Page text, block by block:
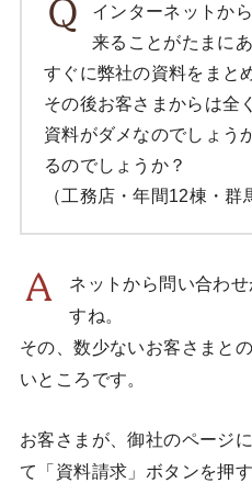
インターネットか
来ることがたまにあ
すぐに弊社の資料をまと
その後お客さまからは全
資料がダメなのでしょ
るのでしょうか？
（工務店・年間12棟・群
ネットから問い合わ
すね。
その、数少ないお客さまと
いところです。
お客さまが、御社のページ
て「資料請求」ボタンを押す